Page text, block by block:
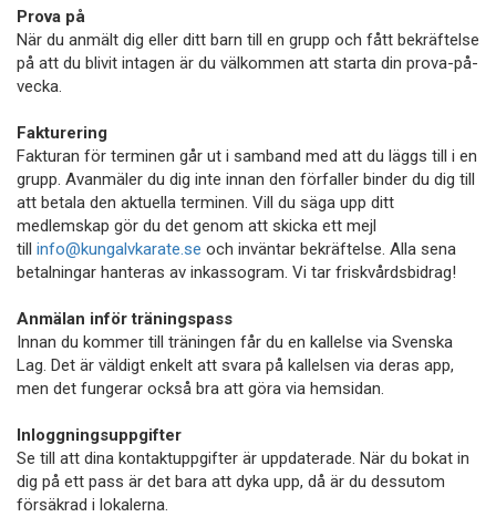
Prova på
När du anmält dig eller ditt barn till en grupp och fått bekräftelse
på att du blivit intagen är du välkommen att starta din prova-på-
vecka.
Fakturering
Fakturan för terminen går ut i samband med att du läggs till i en
grupp. Avanmäler du dig inte innan den förfaller binder du dig till
att betala den aktuella terminen. Vill du säga upp ditt
medlemskap gör du det genom att skicka ett mejl
till info@kungalvkarate.se och inväntar bekräftelse. Alla sena
betalningar hanteras av inkassogram. Vi tar friskvårdsbidrag!
Anmälan inför träningspass
Innan du kommer till träningen får du en kallelse via Svenska
Lag. Det är väldigt enkelt att svara på kallelsen via deras app,
men det fungerar också bra att göra via hemsidan.
Inloggningsuppgifter
Se till att dina kontaktuppgifter är uppdaterade. När du bokat in
dig på ett pass är det bara att dyka upp, då är du dessutom
försäkrad i lokalerna.